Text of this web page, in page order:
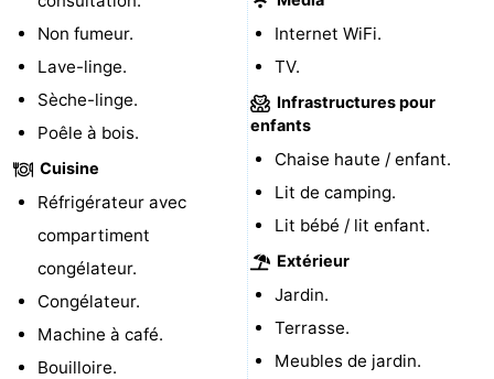
Nature
Walcherse
bos
-
Dishoek
Vlissingen
-
Vlaanderen
Sluis
-
Non fumeur.
Lave-linge.
Sèche-linge.
Poêle à bois.
Cuisine
Réfrigérateur avec
compartiment
congélateur.
Congélateur.
Machine à café.
Bouilloire.
Internet WiFi.
TV.
Infrastructures pour
enfants
Chaise haute / enfant.
Lit de camping.
Lit bébé / lit enfant.
Extérieur
Jardin.
Terrasse.
Meubles de jardin.